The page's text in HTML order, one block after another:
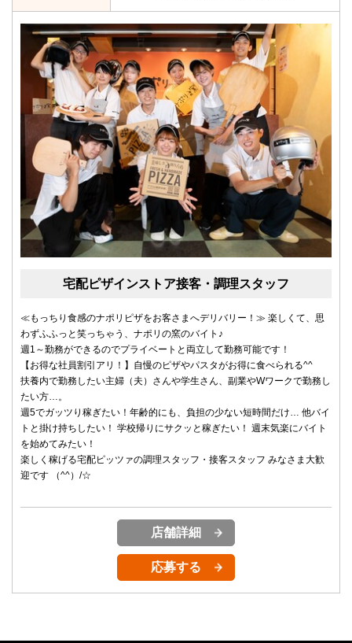
宅配ピザインストア接客・調理スタッフ
≪もっちり食感のナポリピザをお客さまへデリバリー！≫ 楽しくて、思
わずふふっと笑っちゃう、ナポリの窯のバイト♪
週1～勤務ができるのでプライベートと両立して勤務可能です！
【お得な社員割引アリ！】自慢のピザやパスタがお得に食べられる^^
扶養内で勤務したい主婦（夫）さんや学生さん、副業やWワークで勤務し
たい方…。
週5でガッツり稼ぎたい！年齢的にも、負担の少ない短時間だけ… 他バイ
トと掛け持ちしたい！ 学校帰りにサクッと稼ぎたい！ 週末気楽にバイト
を始めてみたい！
楽しく稼げる宅配ピッツァの調理スタッフ・接客スタッフ みなさま大歓
迎です （^^）/☆
店舗詳細
応募する